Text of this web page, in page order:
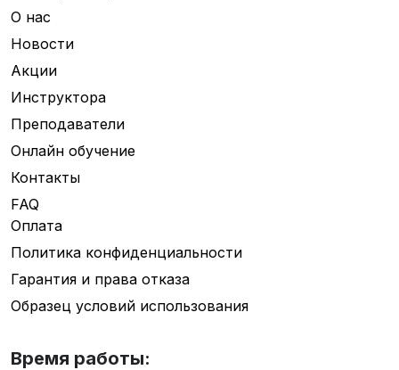
О нас
Новости
Акции
Инструктора
Преподаватели
Онлайн обучение
Контакты
FAQ
Оплата
Политика конфиденциальности
Гарантия и права отказа
Образец условий использования
Время работы: